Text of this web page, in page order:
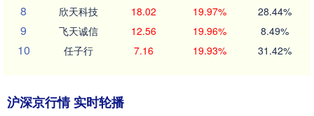
8 欣天科技 18.02 19.97% 28.44%
9 飞天诚信 12.56 19.96% 8.49%
10 任子行 7.16 19.93% 31.42%
沪深京行情 实时轮播